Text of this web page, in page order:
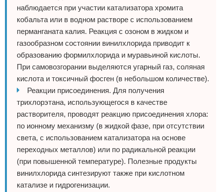
наблюдается при участии катализатора хромита
кобальта или в водном растворе с использованием
перманганата калия. Реакция с озоном в жидком и
газообразном состоянии винилхлорида приводит к
образованию формилхлорида и муравьиной кислоты.
При самовозгорании выделяются угарный газ, соляная
кислота и токсичный фосген (в небольшом количестве).
Реакции присоединения. Для получения
трихлорэтана, использующегося в качестве
растворителя, проводят реакцию присоединения хлора:
по ионному механизму (в жидкой фазе, при отсутствии
света, с использованием катализатора на основе
переходных металлов) или по радикальной реакции
(при повышенной температуре). Полезные продукты
винилхлорида синтезируют также при кислотном
катализе и гидрогенизации.